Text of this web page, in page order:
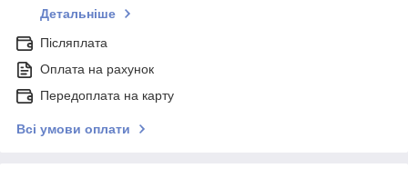
Детальніше
Післяплата
Оплата на рахунок
Передоплата на карту
Всі умови оплати